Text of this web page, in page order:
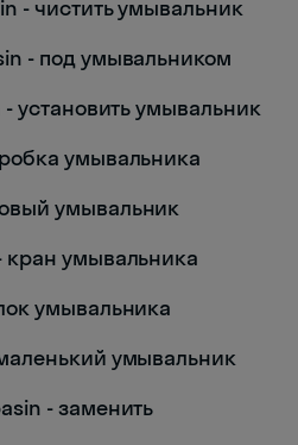
- чистить умывальник
- под умывальником
установить умывальник
умывальника
умывальник
кран умывальника
умывальника
умывальник
- заменить